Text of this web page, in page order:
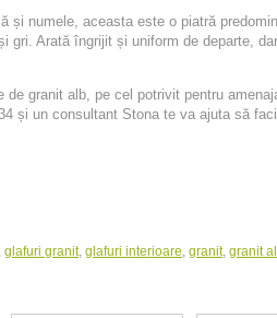
și numele, aceasta este o piatră
Arată îngrijit și uniform de departe,
de granit alb, pe cel potrivit pentru
și un consultant Stona te va ajuta să
, glafuri granit, glafuri interioare, granit, granit